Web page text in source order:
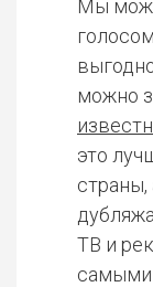
Мы
голосом
можно
это
страны,
ТВ и
самыми